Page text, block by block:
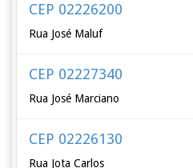
CEP 02226200
Rua José Maluf
CEP 02227340
Rua José Marciano
CEP 02226130
Rua Jota Carlos